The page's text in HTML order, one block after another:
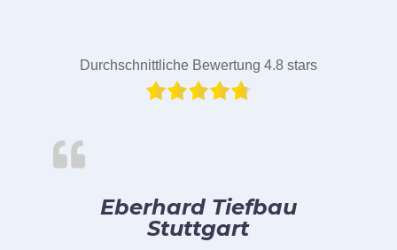
Durchschnittliche Bewertung 4.8 stars
Eberhard Tiefbau
Stuttgart